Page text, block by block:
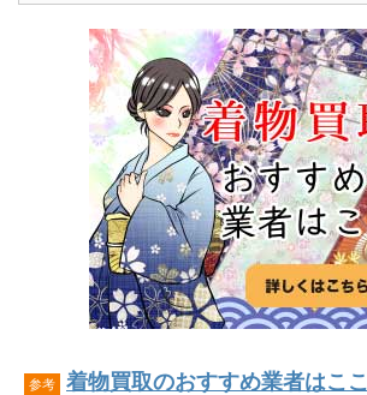
参考 着物買取のおすすめ業者はこ